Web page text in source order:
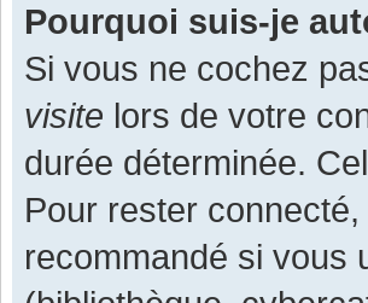
Pourquoi suis-je
Si vous ne cochez
visite lors de votre
durée déterminée.
Pour rester
recommandé si vous